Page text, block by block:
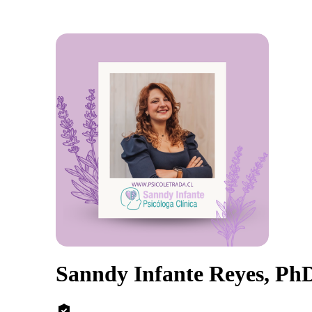
Sanndy Infante Reyes,